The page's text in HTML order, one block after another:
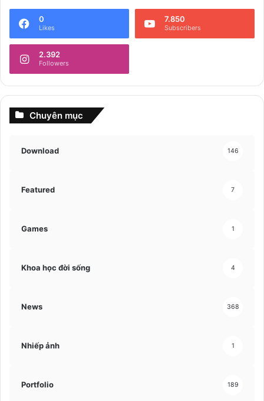
0
Likes
7.850
Subscribers
2.392
Followers
Chuyên mục
Download 146
Featured 7
Games 1
Khoa học đời sống 4
News 368
Nhiếp ảnh 1
Portfolio 189